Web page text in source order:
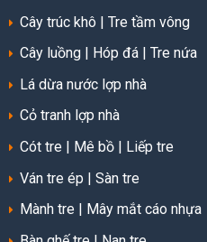
Cây trúc khô | Tre tầm vông
Cây luồng | Hóp đá | Tre nứa
Lá dừa nước lợp nhà
Cỏ tranh lợp nhà
Cót tre | Mê bồ | Liếp tre
Ván tre ép | Sàn tre
Mành tre | Mây mắt cáo nhựa